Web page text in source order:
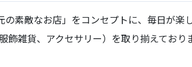
素敵なお店」をコンセプトに、毎日が楽
雑貨、アクセサリー）を取り揃えており